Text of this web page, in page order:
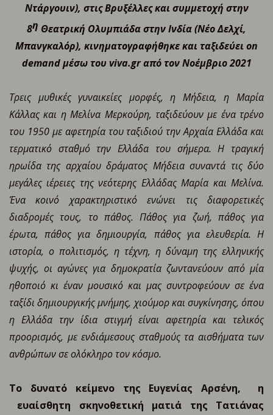
Ντάργουιν), στις Βρυξέλλες και συμμετοχή στην
8η Θεατρική Ολυμπιάδα στην Ινδία (Νέο Δελχί,
Μπανγκαλόρ), κινηματογραφήθηκε και ταξιδεύει on
demandμέσω του viva.gr από τον Νοέμβριο 2021
Τρεις μυθικές γυναικείες μορφές, η Μήδεια, η Μαρία
Κάλλας και η Μελίνα Μερκούρη, ταξιδεύουν με ένα τρένο
του 1950 με αφετηρία του ταξιδιού τηνΑρχαία Ελλάδα και
τερματικό σταθμό την Ελλάδα του σήμερα. Η τραγική
ηρωίδα της αρχαίου δράματος Μήδεια συναντά τις δύο
μεγάλες ιέρειες της νεότερης Ελλάδας Μαρία και Μελίνα.
Ένα κοινό χαρακτηριστικό ενώνει τις διαφορετικές
διαδρομές τους, το πάθος. Πάθος για ζωή, πάθος για
έρωτα, πάθος για δημιουργία, πάθος για ελευθερία. Η
ιστορία, ο πολιτισμός, η τέχνη, η δύναμη της ελληνικής
ψυχής, οι αγώνες για δημοκρατία ζωντανεύουν από μία
ηθοποιό κι έναν μουσικό και μας συντροφεύουν σε ένα
ταξίδι δημιουργικής μνήμης, χιούμορ και συγκίνησης, όπου
η Ελλάδα την ίδια στιγμή είναι αφετηρία και τελικός
προορισμός, με ενδιάμεσους σταθμούς τα αισθήματα των
ανθρώπων σε ολόκληρο τονκόσμο.
Το δυνατό κείμενο της Ευγενίας Αρσένη,
η
ευαίσθητη σκηνοθετική ματιά της Τατιάνας